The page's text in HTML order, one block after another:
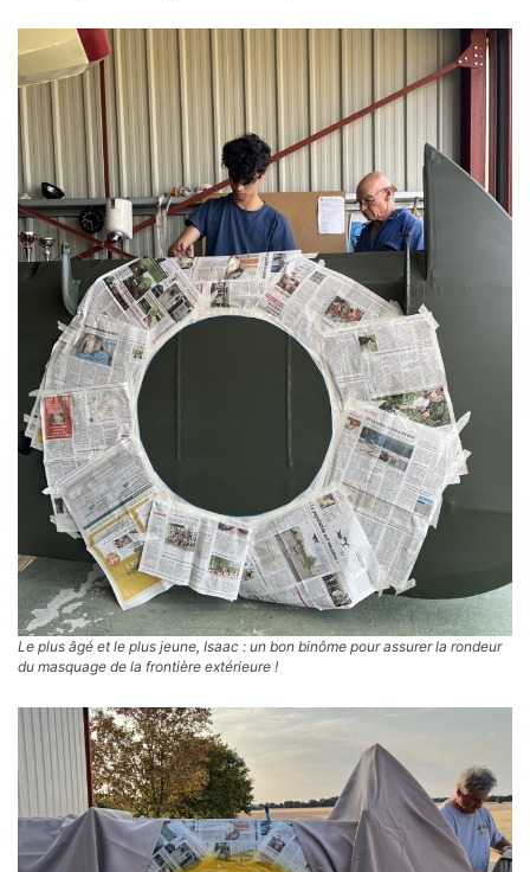
Le plus âgé et le plus jeune, Isaac : un bon binôme pour assurer la rondeur
du masquage de la frontière extérieure !